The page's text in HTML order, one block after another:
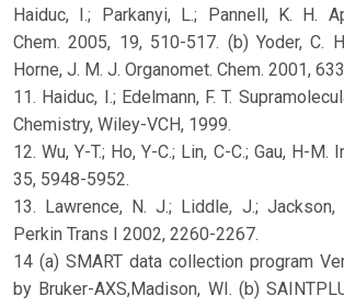
Haiduc, I.; Parkanyi, L.; Pannell, K. H.
Chem. 2005, 19, 510-517. (b) Yoder, C.
Horne, J. M. J. Organomet. Chem. 2001,
11. Haiduc, I.; Edelmann, F. T.
Chemistry, Wiley-VCH, 1999.
12. Wu, Y-T.; Ho, Y-C.; Lin, C-C.; Gau, H-M.
35, 5948-5952.
13. Lawrence, N. J.; Liddle, J.; Jackson,
Perkin Trans I 2002, 2260-2267.
14 (a) SMART data collection program
by Bruker-AXS,Madison, WI. (b)